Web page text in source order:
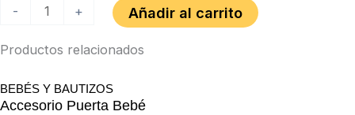
- + Añadir al carrito
Productos relacionados
BEBÉS Y BAUTIZOS
Accesorio Puerta Bebé